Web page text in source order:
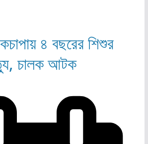
৪ বছরের শিশুর
চালক আটক